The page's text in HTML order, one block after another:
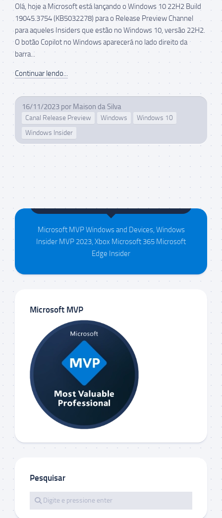
Olá, hoje a Microsoft está lançando o Windows 10 22H2 Build
19045.3754 (KB5032278) para o Release Preview Channel
para aqueles Insiders que estão no Windows 10, versão 22H2.
O botão Copilot no Windows aparecerá no lado direito da
barra...
Continuar lendo...
16/11/2023 por Maison da Silva
Canal Release Preview Windows
Windows 10
Windows Insider
Microsoft MVP Windows and Devices, Windows
Insider MVP 2023, Xbox Microsoft 365 Microsoft
Edge Insider
Microsoft MVP
Pesquisar